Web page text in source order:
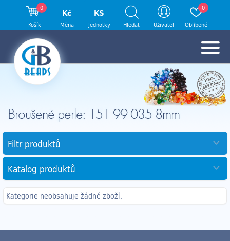
Broušené perle: 151 99 035 8mm
Filtr produktů
Katalog produktů
Kategorie neobsahuje žádné zboží.
0
Košík
Kč
Měna
KS
Jednotky Hledat Uživatel
0
Oblíbené